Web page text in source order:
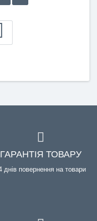
ГАРАНТІЯ ТОВАРУ
днів повернення на товари